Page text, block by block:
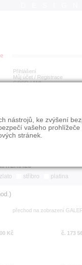
Přihlášení
Můj účet / Registrace
GDPR/AML
SLEVY
jen slevy
zlato stříbro platina
přechod na zobrazení
Kč č. 173
nástrojů, ke zvýšení
vašeho
stránek.